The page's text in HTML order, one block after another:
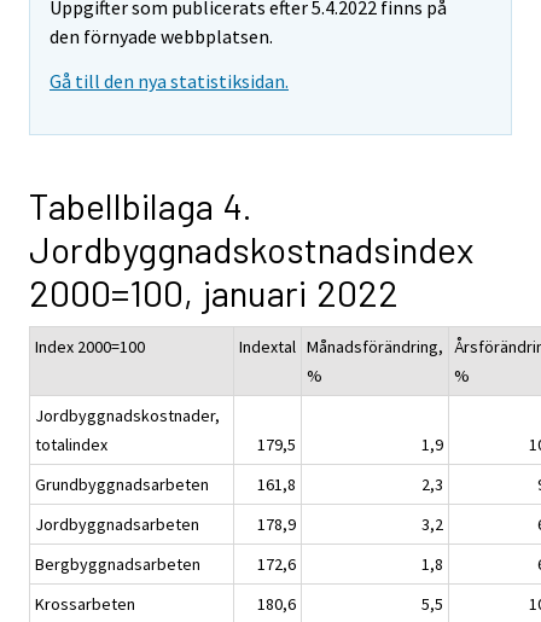
Uppgifter som publicerats efter 5.4.2022 finns på
den förnyade webbplatsen.
Gå till den nya statistiksidan.
Tabellbilaga 4.
Jordbyggnadskostnadsindex
2000=100, januari 2022
Index 2000=100 Indextal Månadsförändring,
%
%
Jordbyggnadskostnader,
totalindex
179,5 1,9
Grundbyggnadsarbeten
161,8 2,3
Jordbyggnadsarbeten
178,9 3,2
Bergbyggnadsarbeten
172,6 1,8
Krossarbeten
180,6 5,5